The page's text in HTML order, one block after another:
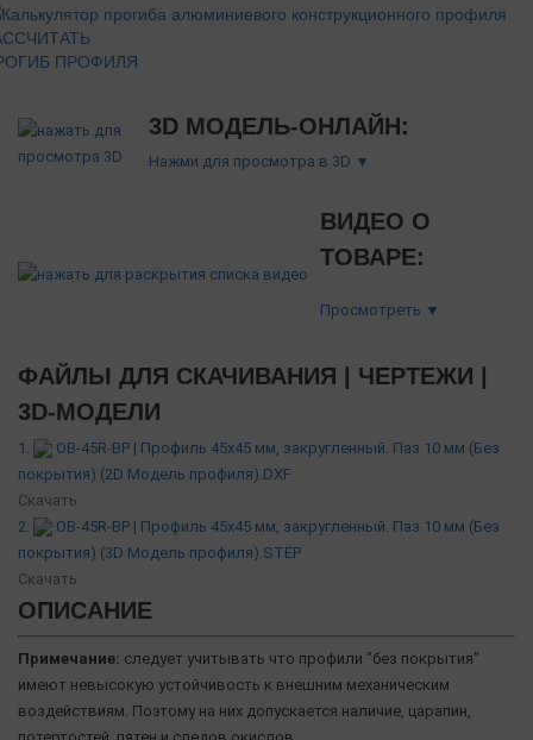
ПРОФИЛЯ
3D МОДЕЛЬ-ОНЛАЙН:
Нажми для просмотра в 3D ▼
ВИДЕО О
ТОВАРЕ:
Просмотреть ▼
ФАЙЛЫ ДЛЯ СКАЧИВАНИЯ | ЧЕРТЕЖИ |
3D-МОДЕЛИ
1.
OB-45R-BP | Профиль 45х45 мм, закругленный. Паз 10 мм (Без
покрытия) (2D Модель профиля).DXF
Скачать
2.
OB-45R-BP | Профиль 45х45 мм, закругленный. Паз 10 мм (Без
покрытия) (3D Модель профиля).STEP
Скачать
ОПИСАНИЕ
Примечание: следует учитывать что профили "без покрытия"
имеют невысокую устойчивость к внешним механическим
воздействиям. Поэтому на них допускается наличие, царапин,